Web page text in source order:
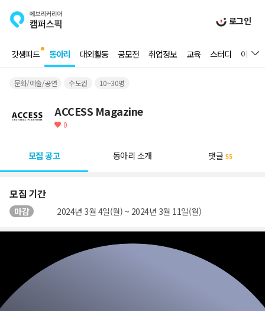
로그인
갓생피드 동아리 대외활동 공모전 취업정보 교육 스터디 이벤트
문화/예술/공연 수도권 10~30명
ACCESS Magazine
0
모집 공고 동아리 소개 댓글 55
모집 기간
마감 2024년 3월 4일(월) ~ 2024년 3월 11일(월)